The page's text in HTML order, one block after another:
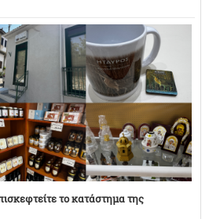
το κατάστημα της